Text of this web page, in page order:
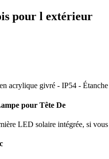
pour l extérieur
acrylique givré - IP54 -
pour Tête De
LED solaire intégrée, si